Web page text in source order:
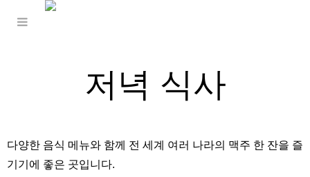
저녁 식사
다양한 음식 메뉴와 함께 전 세계 여러 나라의 맥주 한 잔을 즐
기기에 좋은 곳입니다.